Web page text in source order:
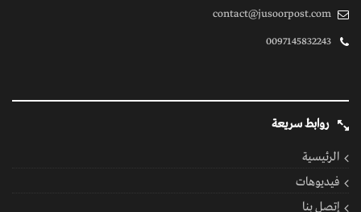
contact@jusoorpost.com
0097145832243
روابط سريعة
الرئيسية
فيديوهات
إتصل بنا